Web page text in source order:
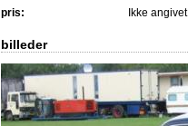
pris: Ikke angivet
billeder